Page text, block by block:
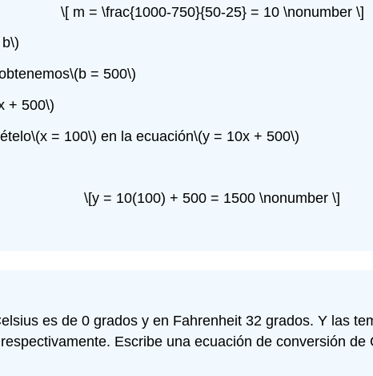
\[ m = \frac{1000-750}{50-25} = 10 \nonumber \]
\(b = 500\)
+ 500\)
\(x = 100\) en la ecuación\(y = 10x + 500\)
\[y = 10(100) + 500 = 1500 \nonumber \]
es de 0 grados y en Fahrenheit 32 grados. Y las
Escribe una ecuación de conversión